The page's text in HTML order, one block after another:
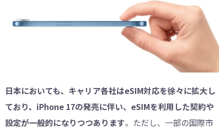
日本においても、キャリア各社はeSIM対応を徐々に拡大し
ており、iPhone 17の発売に伴い、eSIMを利用した契約や
設定が一般的になりつつあります。ただし、一部の国際市